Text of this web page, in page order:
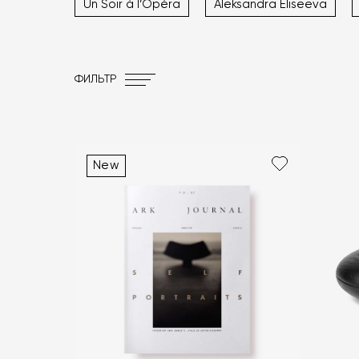
Un Soir à l’Opéra Aleksandra Eliseeva
ФИЛЬТР
New